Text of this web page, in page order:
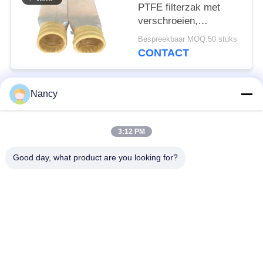
PTFE filterzak met
verschroeien,
kalanderen en PTFE-
dompelbehandeling
Bespreekbaar MOQ:50 stuks
CONTACT
populaire categorieën
Nancy
3:12 PM
Good day, what product are you looking for?